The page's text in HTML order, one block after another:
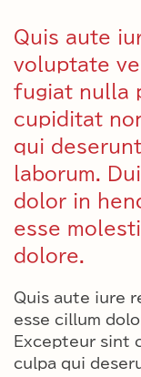
Quis aute
voluptate
fugiat nulla
cupiditat
qui
laborum.
dolor in
esse
dolore.
Quis aute iure
esse cillum
Excepteur sint
culpa qui